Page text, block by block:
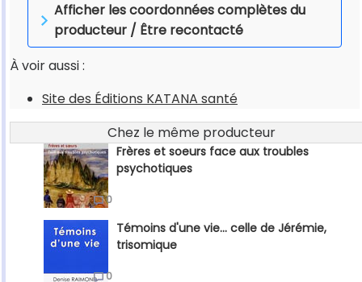
Afficher les coordonnées complètes du
producteur / Être recontacté
À voir aussi :
Site des Éditions KATANA santé
Chez le même producteur
Frères et soeurs face aux troubles
psychotiques
0
Témoins d'une vie... celle de Jérémie,
trisomique
0